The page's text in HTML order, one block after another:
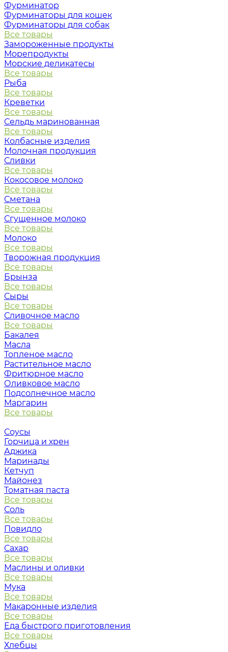
Фурминатор
Фурминаторы для кошек
Фурминаторы для собак
Все товары
Замороженные продукты
Морепродукты
Морские деликатесы
Все товары
Рыба
Все товары
Креветки
Все товары
Сельдь маринованная
Все товары
Колбасные изделия
Молочная продукция
Сливки
Все товары
Кокосовое молоко
Все товары
Сметана
Все товары
Сгущенное молоко
Все товары
Молоко
Все товары
Творожная продукция
Все товары
Брынза
Все товары
Сыры
Все товары
Сливочное масло
Все товары
Бакалея
Масла
Топленое масло
Растительное масло
Фритюрное масло
Оливковое масло
Подсолнечное масло
Маргарин
Все товары
Соусы
Горчица и хрен
Аджика
Маринады
Кетчуп
Майонез
Томатная паста
Все товары
Соль
Все товары
Повидло
Все товары
Сахар
Все товары
Маслины и оливки
Все товары
Мука
Все товары
Макаронные изделия
Все товары
Еда быстрого приготовления
Все товары
Хлебцы